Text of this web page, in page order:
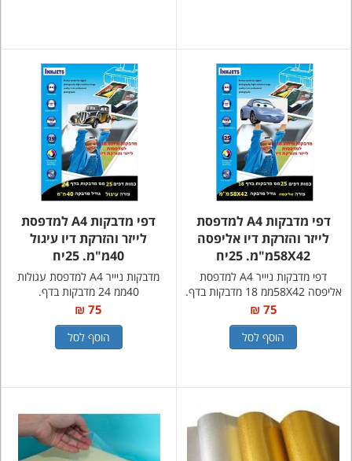
דפי מדבקות A4 למדפסת
לייזר והזרקת דיו אליפסה
58X42מ"מ. 25יח
דפי מדבקות ניייר A4 למדפסת
אליפסה 58X42ממ 18 מדבקות בדף.
75 ₪
הוסף לסל
דפי מדבקות A4 למדפסת
לייזר והזרקת דיו עיגול
40מ"מ. 25יח
מדבקות ניייר A4 למדפסת עגולות
40ממ 24 מדבקות בדף.
75 ₪
הוסף לסל